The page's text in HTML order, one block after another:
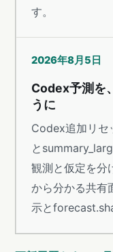
す。
2026年8月5日
Codex予測を
うに
Codex追加リセ
と
観測と仮定を分
から分かる共有
示と